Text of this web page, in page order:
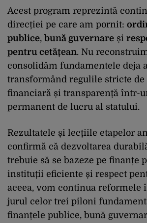
Acest program reprezintă
direcției pe care am pornit:
publice, bună guvernare și
pentru cetățean. Nu
consolidăm fundamentele deja
transformând regulile stricte
financiară și transparență într-
permanent de lucru al statului.
Rezultatele și lecțiile etapelor
confirmă că dezvoltarea
trebuie să se bazeze pe finanțe
instituții eficiente și respect
aceea, vom continua reformele
jurul celor trei piloni
finanțele publice, bună